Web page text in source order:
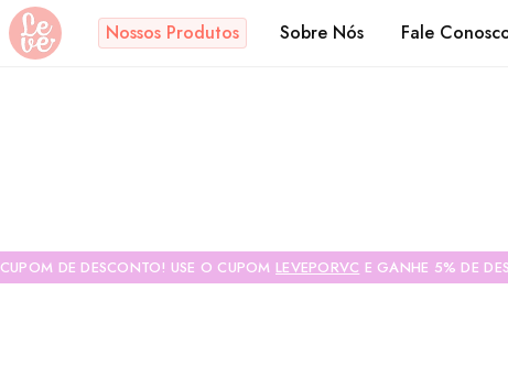
Leve
"por
Lembranças
Especiais
Nossos Produtos Sobre Nós Fale
CUPOM DE DESCONTO! USE O CUPOMLEVEPORVC E GANHE 5% DE